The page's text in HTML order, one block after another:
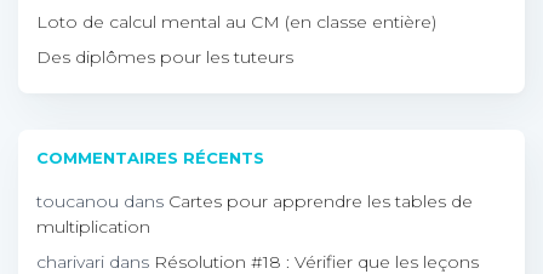
Loto de calcul mental au CM (en classe entière)
Des diplômes pour les tuteurs
COMMENTAIRES RÉCENTS
toucanou dans Cartes pour apprendre les tables de
multiplication
charivari dans Résolution #18 : Vérifier que les leçons